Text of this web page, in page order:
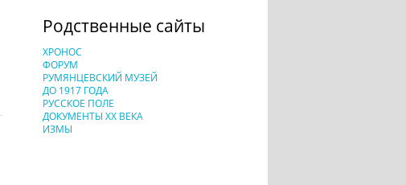
Родственные сайты
ХРОНОС
ФОРУМ
РУМЯНЦЕВСКИЙ МУЗЕЙ
ДО 1917 ГОДА
РУССКОЕ ПОЛЕ
ДОКУМЕНТЫ XX ВЕКА
ИЗМЫ